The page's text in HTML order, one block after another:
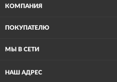
КОМПАНИЯ
ПОКУПАТЕЛЮ
МЫ В СЕТИ
НАШ АДРЕС